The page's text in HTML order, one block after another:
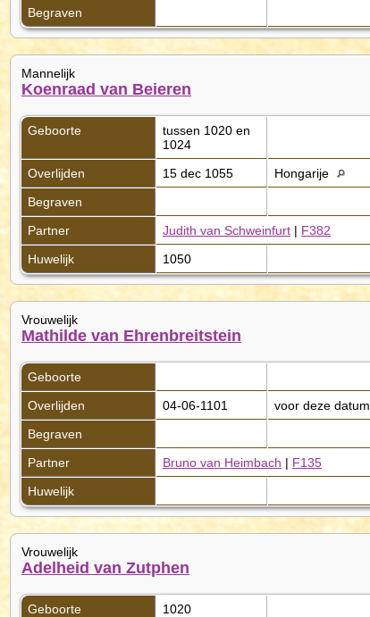
Begraven
Mannelijk
Koenraad van Beieren
Geboorte
tussen 1020 en
1024
Overlijden
15 dec 1055
Hongarije
Begraven
Partner
Judith van Schweinfurt | F382
Huwelijk
1050
Vrouwelijk
Mathilde van Ehrenbreitstein
Geboorte
Overlijden
04-06-1101
voor deze datum
Begraven
Partner
Bruno van Heimbach | F135
Huwelijk
Vrouwelijk
Adelheid van Zutphen
Geboorte
1020